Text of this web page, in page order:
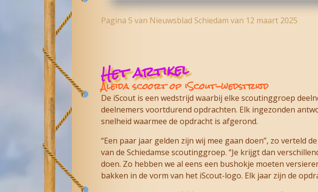
Pagina 5 van Nieuwsblad Schiedam van 12 maart 2025
Het artikel
Aleida scoort op iScout-wedstrijd
De iScout is een wedstrijd waarbij elke scoutinggroep
deelnemers voortdurend opdrachten. Elk ingezonden
snelheid waarmee de opdracht is afgerond.
“Een paar jaar gelden zijn wij mee gaan doen”, zo verteld
van de Schiedamse scoutinggroep. “Je krijgt dan
doen. Zo hebben we al eens een bushokje moeten
bakken in de vorm van het iScout-logo. Elk jaar zijn de